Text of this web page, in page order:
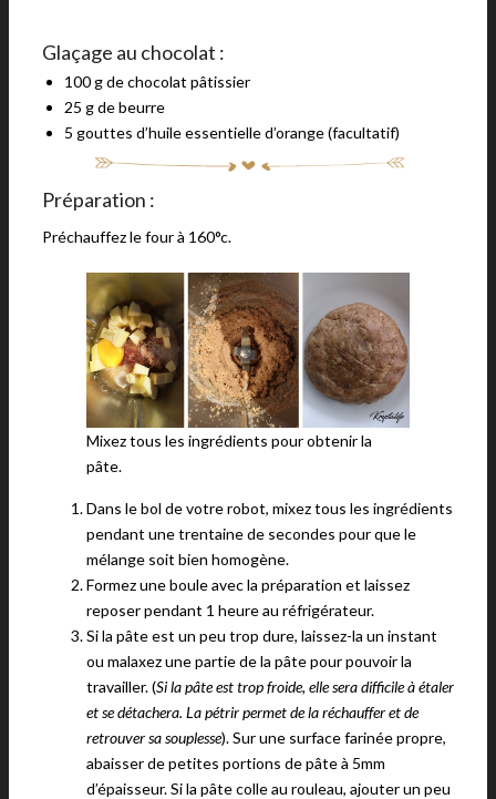
Glaçage au chocolat :
100 g de chocolat pâtissier
25 g de beurre
5 gouttes d’huile essentielle d’orange (facultatif)
Préparation :
Préchauffez le four à 160°c.
Mixez tous les ingrédients pour obtenir la
pâte.
Dans le bol de votre robot, mixez tous les ingrédients
pendant une trentaine de secondes pour que le
mélange soit bien homogène.
Formez une boule avec la préparation et laissez
reposer pendant 1 heure au réfrigérateur.
Si la pâte est un peu trop dure, laissez-la un instant
ou malaxez une partie de la pâte pour pouvoir la
travailler. (Si la pâte est trop froide, elle sera difficile à étaler
et se détachera. La pétrir permet de la réchauffer et de
retrouver sa souplesse). Sur une surface farinée propre,
abaisser de petites portions de pâte à 5mm
d’épaisseur. Si la pâte colle au rouleau, ajouter un peu